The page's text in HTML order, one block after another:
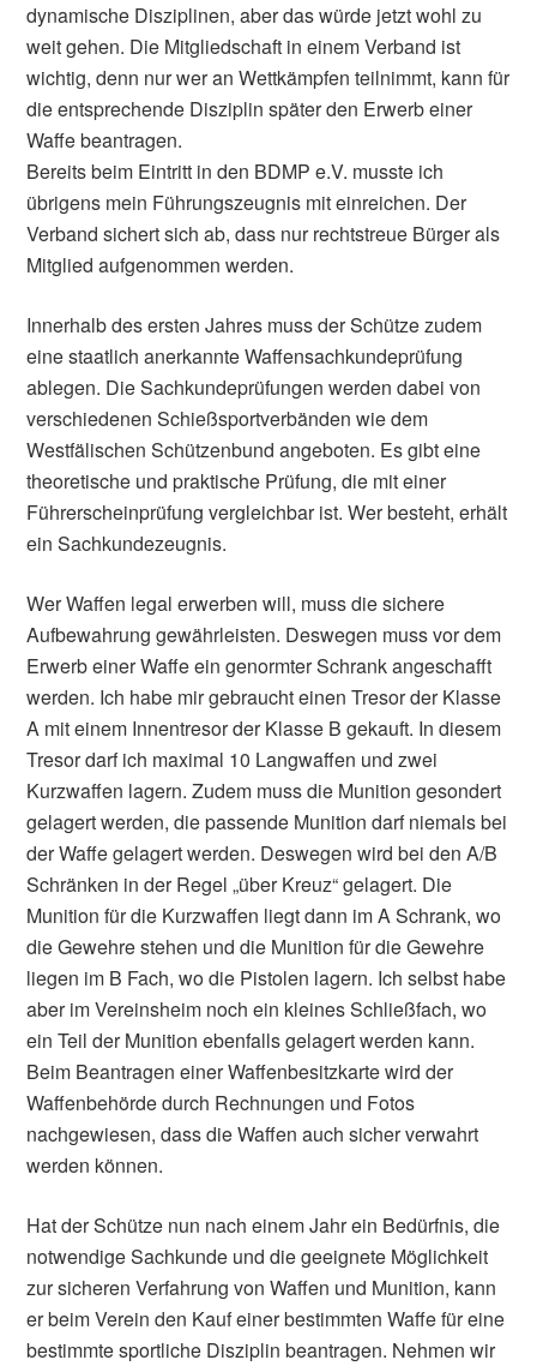
dynamische Disziplinen, aber das würde jetzt wohl zu
weit gehen. Die Mitgliedschaft in einem Verband ist
wichtig, denn nur wer an Wettkämpfen teilnimmt, kann für
die entsprechende Disziplin später den Erwerb einer
Waffe beantragen.
Bereits beim Eintritt in den BDMP e.V. musste ich
übrigens mein Führungszeugnis mit einreichen. Der
Verband sichert sich ab, dass nur rechtstreue Bürger als
Mitglied aufgenommen werden.
Innerhalb des ersten Jahres muss der Schütze zudem
eine staatlich anerkannte Waffensachkundeprüfung
ablegen. Die Sachkundeprüfungen werden dabei von
verschiedenen Schießsportverbänden wie dem
Westfälischen Schützenbund angeboten. Es gibt eine
theoretische und praktische Prüfung, die mit einer
Führerscheinprüfung vergleichbar ist. Wer besteht, erhält
ein Sachkundezeugnis.
Wer Waffen legal erwerben will, muss die sichere
Aufbewahrung gewährleisten. Deswegen muss vor dem
Erwerb einer Waffe ein genormter Schrank angeschafft
werden. Ich habe mir gebraucht einen Tresor der Klasse
A mit einem Innentresor der Klasse B gekauft. In diesem
Tresor darf ich maximal 10 Langwaffen und zwei
Kurzwaffen lagern. Zudem muss die Munition gesondert
gelagert werden, die passende Munition darf niemals bei
der Waffe gelagert werden. Deswegen wird bei den A/B
Schränken in der Regel „über Kreuz“ gelagert. Die
Munition für die Kurzwaffen liegt dann im A Schrank, wo
die Gewehre stehen und die Munition für die Gewehre
liegen im B Fach, wo die Pistolen lagern. Ich selbst habe
aber im Vereinsheim noch ein kleines Schließfach, wo
ein Teil der Munition ebenfalls gelagert werden kann.
Beim Beantragen einer Waffenbesitzkarte wird der
Waffenbehörde durch Rechnungen und Fotos
nachgewiesen, dass die Waffen auch sicher verwahrt
werden können.
Hat der Schütze nun nach einem Jahr ein Bedürfnis, die
notwendige Sachkunde und die geeignete Möglichkeit
zur sicheren Verfahrung von Waffen und Munition, kann
er beim Verein den Kauf einer bestimmten Waffe für eine
bestimmte sportliche Disziplin beantragen. Nehmen wir